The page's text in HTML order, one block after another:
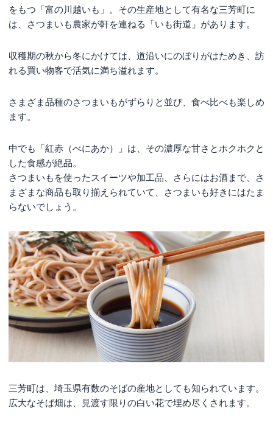
をもつ「富の川越いも」。その生産地として有名な三芳町に
は、さつまいも農家が軒を連ねる「いも街道」があります。
収穫期の秋から冬にかけては、道沿いにのぼりがはためき、訪
れる買い物客で活気に満ち溢れます。
さまざま品種のさつまいもがずらりと並び、食べ比べも楽しめ
ます。
中でも「紅赤（べにあか）」は、その濃厚な甘さとホクホクと
した食感が絶品。
さつまいもを使ったスイーツや加工品、さらにはお酒まで、さ
まざまな商品も取り揃えられていて、さつまいも好きにはたま
らないでしょう。
三芳町は、埼玉県有数のそばの産地としても知られています。
広大なそば畑は、見渡す限りの白い花で埋め尽くされます。